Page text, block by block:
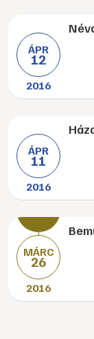
ÁPR
12
2016
ÁPR
11
2016
MÁRC
26
2016